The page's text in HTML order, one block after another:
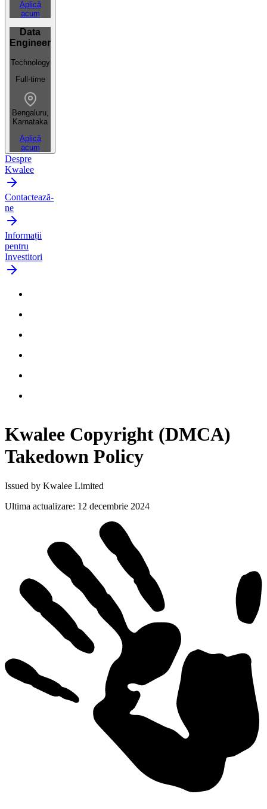
Aplică
acum
Data
Engineer
Technology
Full-time
Bengaluru,
Karnataka
Aplică
acum
Despre
Kwalee
Contactează-
ne
Informații
pentru
Investitori
Kwalee Copyright (DMCA)
Takedown Policy
Issued by Kwalee Limited
Ultima actualizare: 12 decembrie 2024